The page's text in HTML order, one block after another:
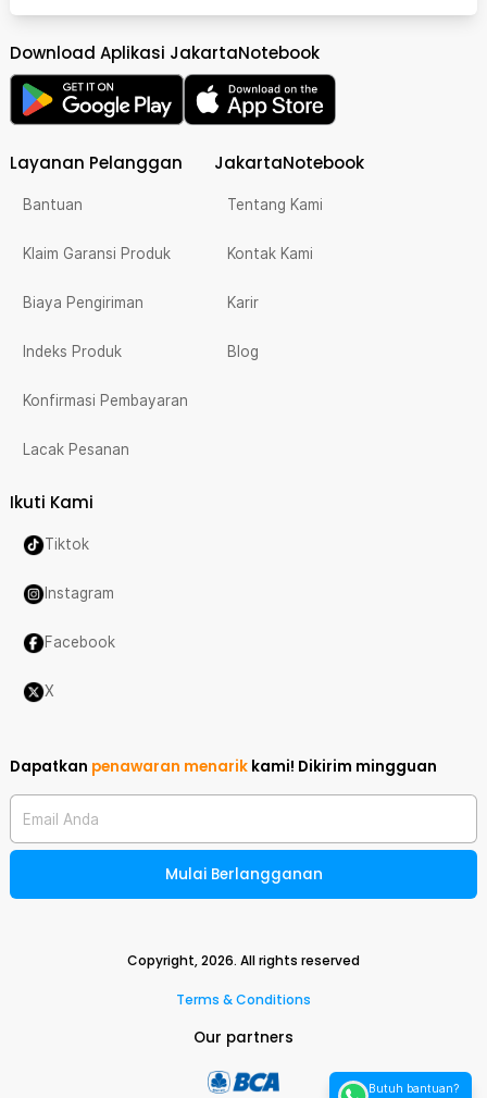
Download Aplikasi JakartaNotebook
Layanan Pelanggan
Bantuan
Klaim Garansi Produk
Biaya Pengiriman
Indeks Produk
Konfirmasi Pembayaran
Lacak Pesanan
JakartaNotebook
Tentang Kami
Kontak Kami
Karir
Blog
Ikuti Kami
Tiktok
Instagram
Facebook
X
Dapatkan penawaran menarik kami! Dikirim mingguan
Email Anda
Mulai Berlangganan
Copyright,2026. All rights reserved
Terms & Conditions
Our partners
Butuh bantuan?